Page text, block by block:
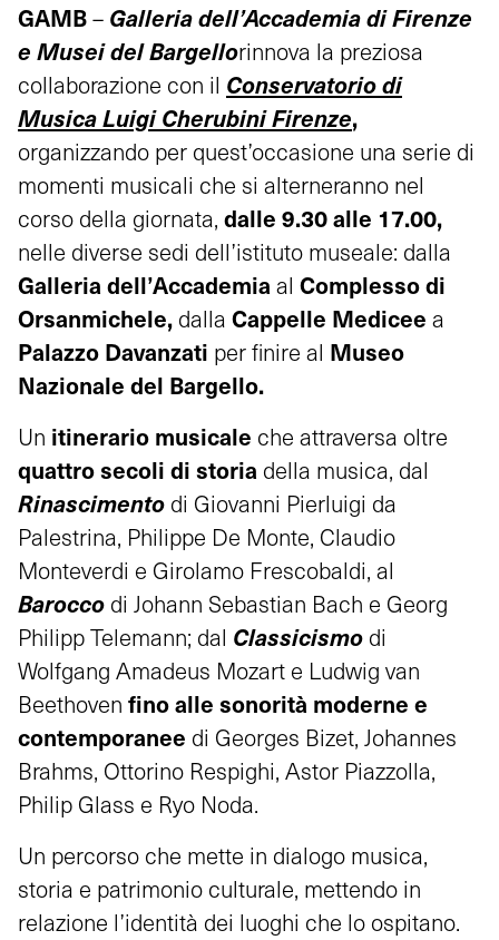
GAMB– Galleria dell’Accademia di Firenze
e Musei del Bargellorinnova la preziosa
collaborazione con il Conservatorio di
Musica Luigi Cherubini Firenze,
organizzando per quest’occasione una serie di
momenti musicali che si alterneranno nel
corso della giornata, dalle 9.30 alle 17.00,
nelle diverse sedi dell’istituto museale: dalla
Galleria dell’Accademia al Complesso di
Orsanmichele, dalla Cappelle Medicee a
Palazzo Davanzati per finire al Museo
Nazionale del Bargello.
Un itinerario musicale che attraversa oltre
quattro secoli di storia della musica, dal
Rinascimento di Giovanni Pierluigi da
Palestrina, Philippe De Monte, Claudio
Monteverdi e Girolamo Frescobaldi, al
Barocco di Johann Sebastian Bach e Georg
Philipp Telemann; dal Classicismo di
Wolfgang Amadeus Mozart e Ludwig van
Beethoven fino alle sonorità moderne e
contemporanee di Georges Bizet, Johannes
Brahms, Ottorino Respighi, Astor Piazzolla,
Philip Glass e Ryo Noda.
Un percorso che mette in dialogo musica,
storia e patrimonio culturale, mettendo in
relazione l’identità dei luoghi che lo ospitano.